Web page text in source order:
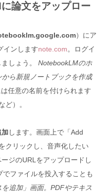
論文をアップロー
）にア
インしますnote.com。ログイ
ましょう。 NotebookLMのホ
ら新規ノートブックを作成
任意の名前を付けられます
ど）。
します。画面上で「Add
クリックし、音声化したい
ジのURLをアップロードし
でファイルを投入することも
追加」画面。PDFやテキス